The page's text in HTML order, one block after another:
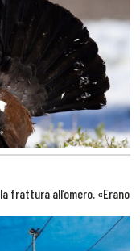
frattura all’omero. «Erano